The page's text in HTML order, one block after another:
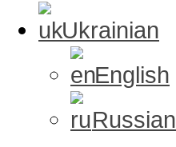
Ukrainian
English
Russian